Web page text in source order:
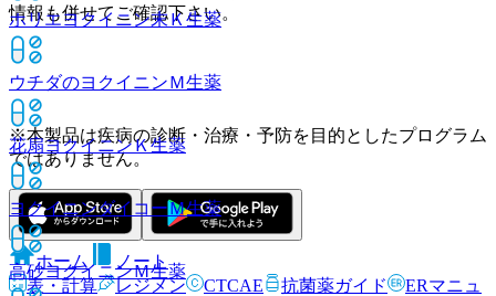
ホリエヨクイニン末Ｋ生薬
ウチダのヨクイニンＭ生薬
花扇ヨクイニンＫ生薬
ヨクイニンダイコーＭ生薬
高砂ヨクイニンＭ生薬
情報も併せてご確認下さい。
※本製品は疾病の診断・治療・予防を目的としたプログラム
ではありません。
ホーム
ノート
表・計算
レジメン CTCAE 抗菌薬ガイド
ERマニュ